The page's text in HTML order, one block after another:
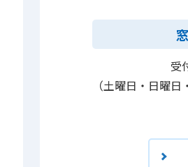
受
（土曜日・日曜